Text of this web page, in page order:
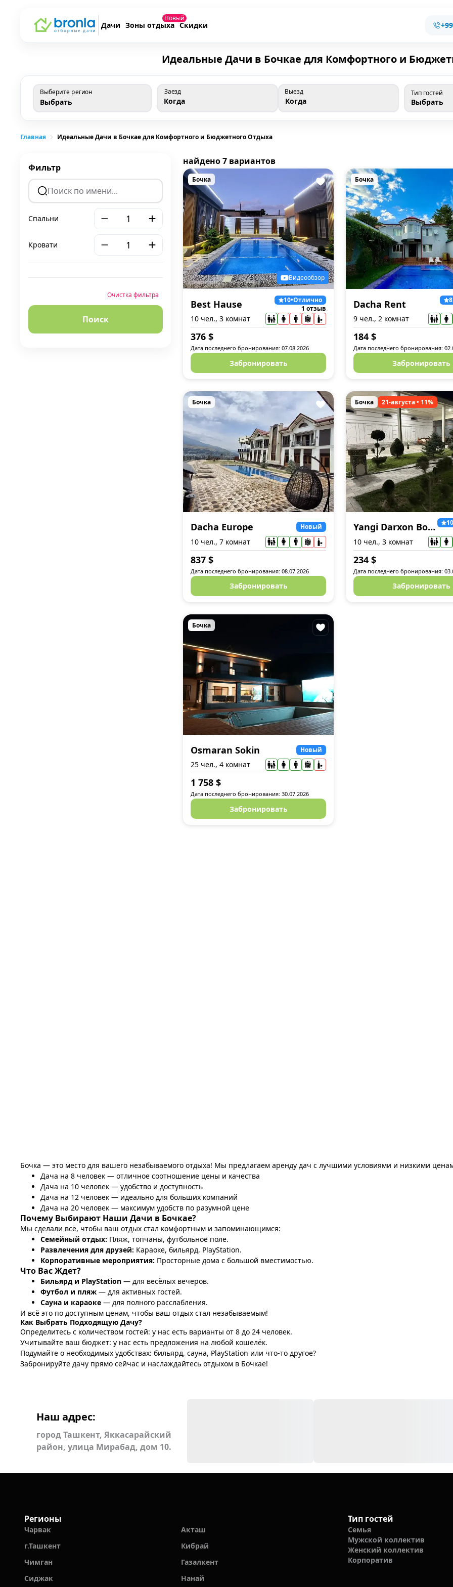
Дачи Зоны отдыха
Новый
Скидки
Идеальные Дачи в Бочкае для Комфортного и
Выберите регион
Выберите регион
Выбрать
Заезд
Когда
Выезд
Когда
Тип гостей
Выбрать
Главная Идеальные Дачи в Бочкае для Комфортного и Бюджетного Отдыха
Фильтр
Спальни
Кровати
Очистка фильтра
Поиск
найдено 7 вариантов
Видеообзор
Бочка
Best Hause 10•Отлично
1 отзыв
10 чел., 3 комнат
376 $
Дата последнего бронирования: 07.08.2026
Забронировать
Бочка
Dacha Rent
9 чел., 2 комнат
184 $
Дата последнего бронирования:
Забронировать
Бочка
Dacha Europe Новый
10 чел., 7 комнат
837 $
Дата последнего бронирования: 08.07.2026
Забронировать
Бочка 21-августа• 11%
Yangi Darxon Bochka 10
10 чел., 3 комнат
234 $
Дата последнего бронирования:
Забронировать
Бочка
Osmaran Sokin Новый
25 чел., 4 комнат
1 758 $
Дата последнего бронирования: 30.07.2026
Забронировать
Бочка — это место для вашего незабываемого отдыха! Мы предлагаем аренду дач с лучшими условиями и низкими
Дача на 8 человек — отличное соотношение цены и качества
Дача на 10 человек — удобство и доступность
Дача на 12 человек — идеально для больших компаний
Дача на 20 человек — максимум удобств по разумной цене
Почему Выбирают Наши Дачи в Бочкае?
Мы сделали всё, чтобы ваш отдых стал комфортным и запоминающимся:
Семейный отдых: Пляж, топчаны, футбольное поле.
Развлечения для друзей: Караоке, бильярд, PlayStation.
Корпоративные мероприятия: Просторные дома с большой вместимостью.
Что Вас Ждет?
Бильярд и PlayStation — для весёлых вечеров.
Футбол и пляж — для активных гостей.
Сауна и караоке — для полного расслабления.
И всё это по доступным ценам, чтобы ваш отдых стал незабываемым!
Как Выбрать Подходящую Дачу?
Определитесь с количеством гостей: у нас есть варианты от 8 до 24 человек.
Учитывайте ваш бюджет: у нас есть предложения на любой кошелёк.
Подумайте о необходимых удобствах: бильярд, сауна, PlayStation или что-то другое?
Забронируйте дачу прямо сейчас и наслаждайтесь отдыхом в Бочкае!
Наш адрес:
город Ташкент, Яккасарайский
район, улица Мирабад, дом 10.
Регионы
Чарвак
Акташ
г.Ташкент
Кибрай
Чимган
Газалкент
Сиджак
Нанай
Тип гостей
Семья
Мужской коллектив
Женский коллектив
Корпоратив